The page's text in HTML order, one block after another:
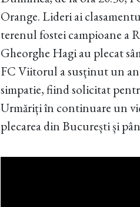
Orange. Lideri ai
terenul fostei campioane a
Gheorghe Hagi au plecat
FC Viitorul a susținut un
simpatie, fiind solicitat
Urmăriți în continuare un
plecarea din București și